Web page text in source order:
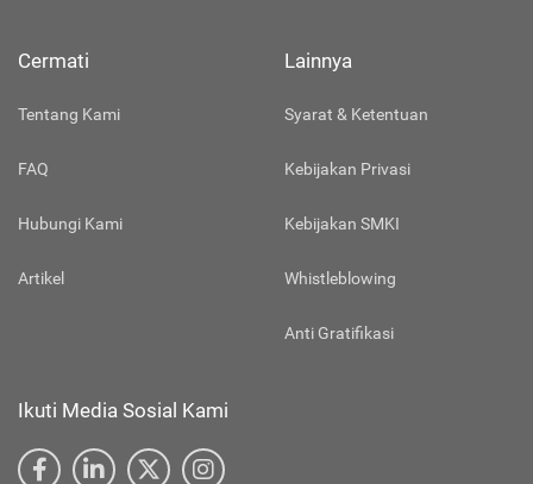
Cermati
Tentang Kami
FAQ
Hubungi Kami
Artikel
Lainnya
Syarat & Ketentuan
Kebijakan Privasi
Kebijakan SMKI
Whistleblowing
Anti Gratifikasi
Ikuti Media Sosial Kami